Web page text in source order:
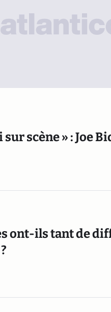
scène » : Joe
ont-ils tant de